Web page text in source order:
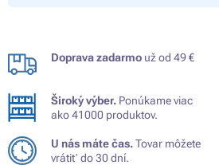
Doprava zadarmo už od 49 €
Široký výber. Ponúkame viac
ako 41000 produktov.
U nás máte čas.Tovar môžete
vrátiť do 30 dní.